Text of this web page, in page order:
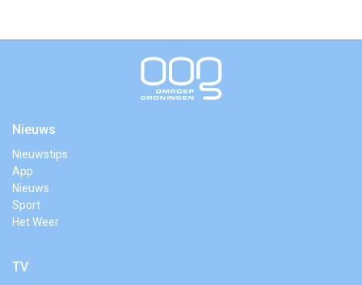
Nieuws
Nieuwstips
App
Nieuws
Sport
Het Weer
TV